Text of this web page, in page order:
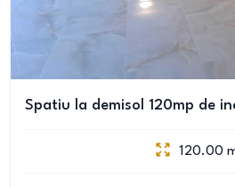
Spatiu la demisol 120mp de
120.00